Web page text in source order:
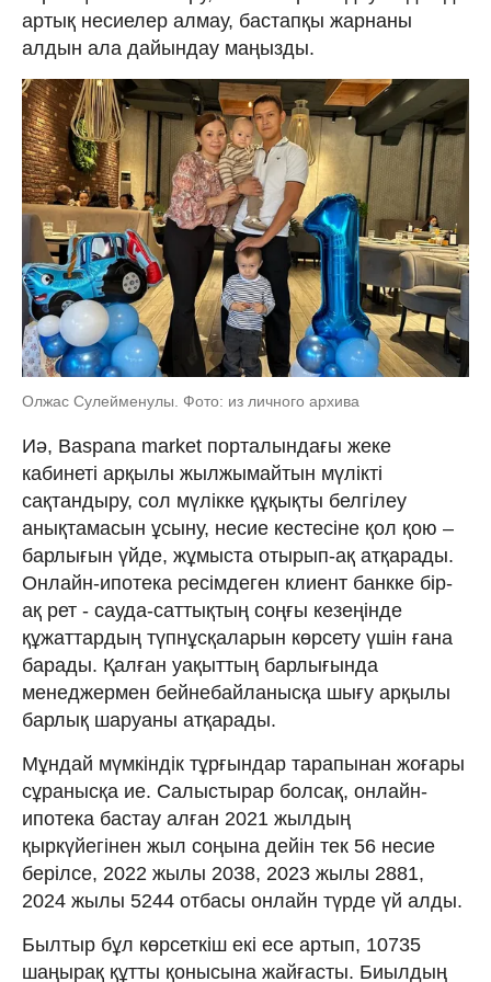
артық несиелер алмау, бастапқы жарнаны
алдын ала дайындау маңызды.
Олжас Сулейменулы. Фото: из личного архива
Иә, Baspana market порталындағы жеке
кабинеті арқылы жылжымайтын мүлікті
сақтандыру, сол мүлікке құқықты белгілеу
анықтамасын ұсыну, несие кестесіне қол қою –
барлығын үйде, жұмыста отырып-ақ атқарады.
Онлайн-ипотека ресімдеген клиент банкке бір-
ақ рет - сауда-саттықтың соңғы кезеңінде
құжаттардың түпнұсқаларын көрсету үшін ғана
барады. Қалған уақыттың барлығында
менеджермен бейнебайланысқа шығу арқылы
барлық шаруаны атқарады.
Мұндай мүмкіндік тұрғындар тарапынан жоғары
сұранысқа ие. Салыстырар болсақ, онлайн-
ипотека бастау алған 2021 жылдың
қыркүйегінен жыл соңына дейін тек 56 несие
берілсе, 2022 жылы 2038, 2023 жылы 2881,
2024 жылы 5244 отбасы онлайн түрде үй алды.
Былтыр бұл көрсеткіш екі есе артып, 10735
шаңырақ құтты қонысына жайғасты. Биылдың